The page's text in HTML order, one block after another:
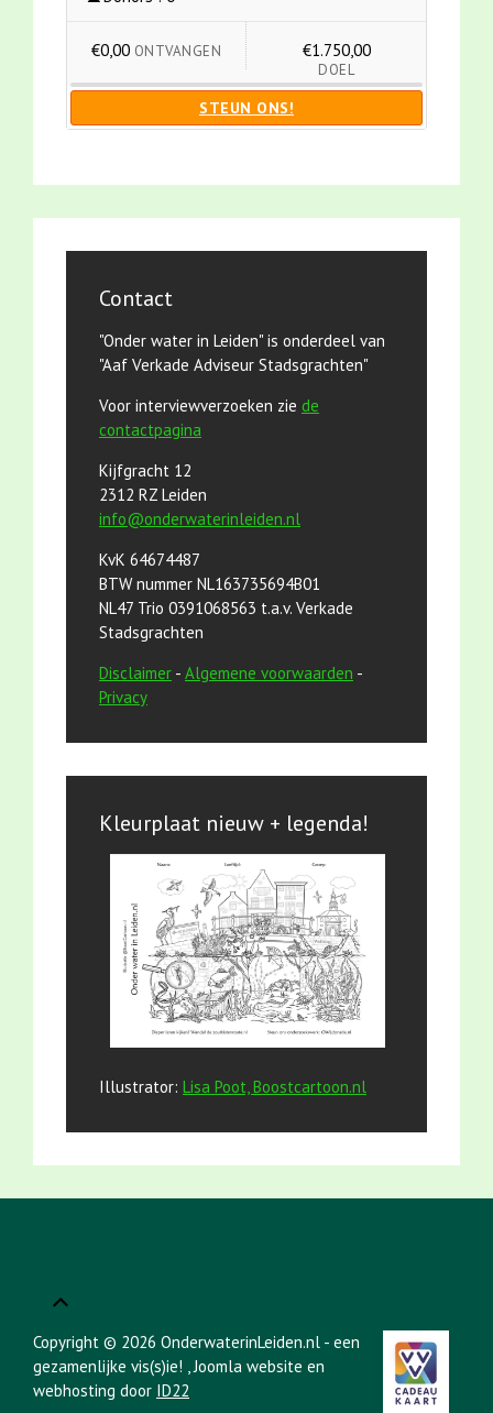
€0,00 ONTVANGEN €1.750,00
DOEL
STEUN ONS!
Contact
"Onder water in Leiden" is onderdeel van
"Aaf Verkade Adviseur Stadsgrachten"
Voor interviewverzoeken zie de
contactpagina
Kijfgracht 12
2312 RZ Leiden
info@onderwaterinleiden.nl
KvK 64674487
BTW nummer NL163735694B01
NL47 Trio 0391068563 t.a.v. Verkade
Stadsgrachten
Disclaimer - Algemene voorwaarden -
Privacy
Kleurplaat nieuw + legenda!
Illustrator: Lisa Poot, Boostcartoon.nl
Copyright © 2026 OnderwaterinLeiden.nl - een
gezamenlijke vis(s)ie! , Joomla website en
webhosting door ID22